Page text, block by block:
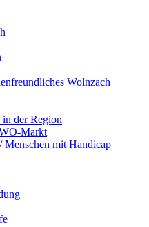
Wolnzach
in der Region
Markt
Menschen mit Handicap